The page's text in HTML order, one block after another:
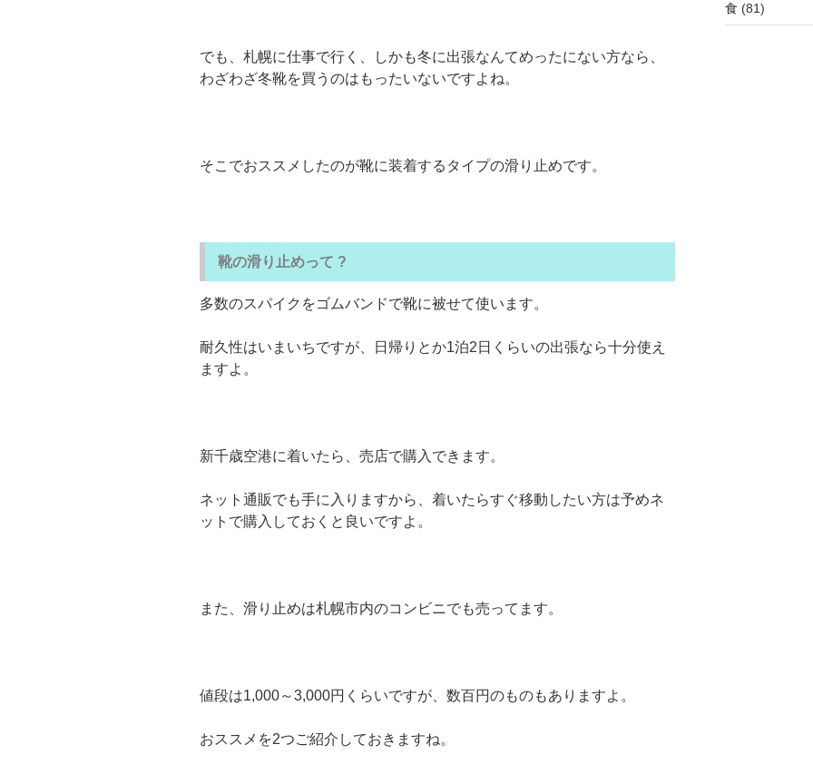
でも、札幌に仕事で行く、しかも冬に出張なんてめったにない方なら、
わざわざ冬靴を買うのはもったいないですよね。
そこでおススメしたのが靴に装着するタイプの滑り止めです。
靴の滑り止めって ?
多数のスパイクをゴムバンドで靴に被せて使います。
耐久性はいまいちですが、日帰りとか1泊2日くらいの出張なら十分使え
ますよ。
新千歳空港に着いたら、売店で購入できます。
ネット通販でも手に入りますから、着いたらすぐ移動したい方は予めネ
ットで購入しておくと良いですよ。
また、滑り止めは札幌市内のコンビニでも売ってます。
値段は1,000～3,000円くらいですが、数百円のものもありますよ。
おススメを2つご紹介しておきますね。
食 (81)